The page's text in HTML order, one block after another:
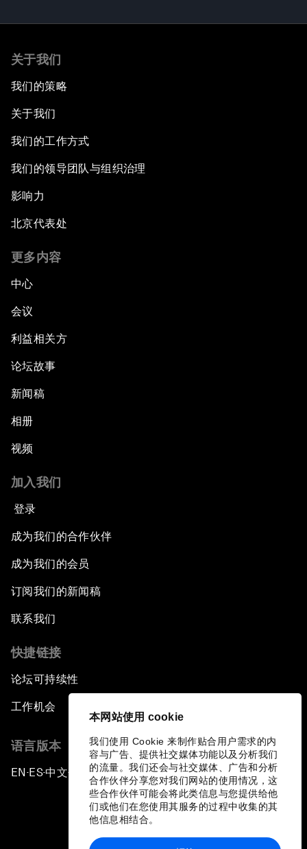
本网站使用 cookie
我们使用 Cookie 来制作贴合用户需求的内
容与广告、提供社交媒体功能以及分析我们
的流量。我们还会与社交媒体、广告和分析
合作伙伴分享您对我们网站的使用情况，这
些合作伙伴可能会将此类信息与您提供给他
们或他们在您使用其服务的过程中收集的其
他信息相结合。
关于我们
我们的策略
关于我们
我们的工作方式
我们的领导团队与组织治理
影响力
北京代表处
更多内容
中心
会议
利益相关方
论坛故事
新闻稿
相册
视频
加入我们
登录
成为我们的合作伙伴
成为我们的会员
订阅我们的新闻稿
联系我们
快捷链接
论坛可持续性
工作机会
语言版本
EN ▪ES▪中文▪ 日本語